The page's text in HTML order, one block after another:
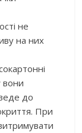
не
на них
вони
до
При